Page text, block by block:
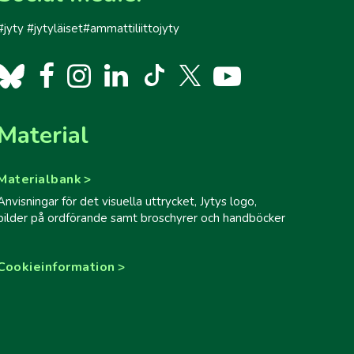
för det visuella uttrycket, Jytys logo,
på ordförande samt broschyrer och handböcker
#jytyläiset#ammattiliittojyty